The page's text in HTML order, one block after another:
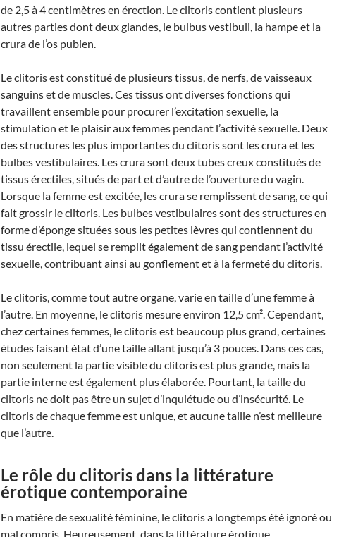
de 2,5 à 4 centimètres en érection. Le clitoris contient plusieurs
autres parties dont deux glandes, le bulbus vestibuli, la hampe et la
crura de l’os pubien.
Le clitoris est constitué de plusieurs tissus, de nerfs, de vaisseaux
sanguins et de muscles. Ces tissus ont diverses fonctions qui
travaillent ensemble pour procurer l’excitation sexuelle, la
stimulation et le plaisir aux femmes pendant l’activité sexuelle. Deux
des structures les plus importantes du clitoris sont les crura et les
bulbes vestibulaires. Les crura sont deux tubes creux constitués de
tissus érectiles, situés de part et d’autre de l’ouverture du vagin.
Lorsque la femme est excitée, les crura se remplissent de sang, ce qui
fait grossir le clitoris. Les bulbes vestibulaires sont des structures en
forme d’éponge situées sous les petites lèvres qui contiennent du
tissu érectile, lequel se remplit également de sang pendant l’activité
sexuelle, contribuant ainsi au gonflement et à la fermeté du clitoris.
Le clitoris, comme tout autre organe, varie en taille d’une femme à
l’autre. En moyenne, le clitoris mesure environ 12,5 cm². Cependant,
chez certaines femmes, le clitoris est beaucoup plus grand, certaines
études faisant état d’une taille allant jusqu’à 3 pouces. Dans ces cas,
non seulement la partie visible du clitoris est plus grande, mais la
partie interne est également plus élaborée. Pourtant, la taille du
clitoris ne doit pas être un sujet d’inquiétude ou d’insécurité. Le
clitoris de chaque femme est unique, et aucune taille n’est meilleure
que l’autre.
Le rôle du clitoris dans la littérature
érotique contemporaine
En matière de sexualité féminine, le clitoris a longtemps été ignoré ou
mal compris. Heureusement, dans la littérature érotique